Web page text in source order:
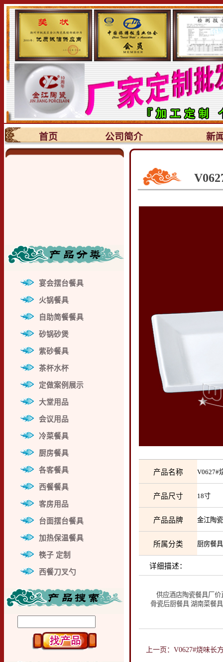
首页 公司简介 新
宴会摆台餐具
火锅餐具
自助简餐餐具
砂锅砂煲
紫砂餐具
茶杯水杯
定做案例展示
大堂用品
会议用品
冷菜餐具
厨房餐具
各客餐具
西餐餐具
客房用品
台面摆台餐具
加热保温餐具
筷子 定制
西餐刀叉勺
产品名称
产品尺寸 18寸
产品品牌 金江陶
所属分类 厨房餐
详细描述：
供应酒店陶瓷餐具厂价
骨瓷后厨餐具 湖南菜餐
上一页：V0627#烧味长